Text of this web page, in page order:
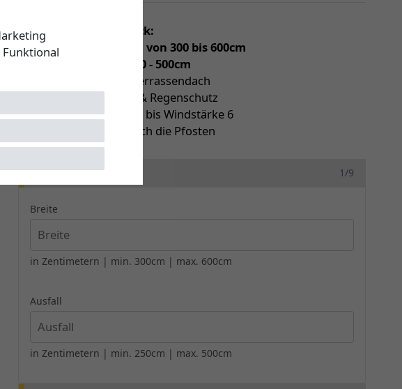
Vorteile auf einen Blick:
Breite individuell von 300 bis 600cm
Ausfall (Tiefe) 250 - 500cm
Alternative zum Terrassendach
flexibler Sonnen- & Regenschutz
extrem Windstabil bis Windstärke 6
Wasserablauf durch die Pfosten
Maße 1/9
Breite
in Zentimetern | min. 300cm | max. 600cm
Ausfall
in Zentimetern | min. 250cm | max. 500cm
Funktional